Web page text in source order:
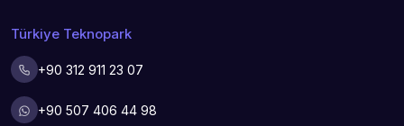
Türkiye Teknopark
+90 312 911 23 07
+90 507 406 44 98